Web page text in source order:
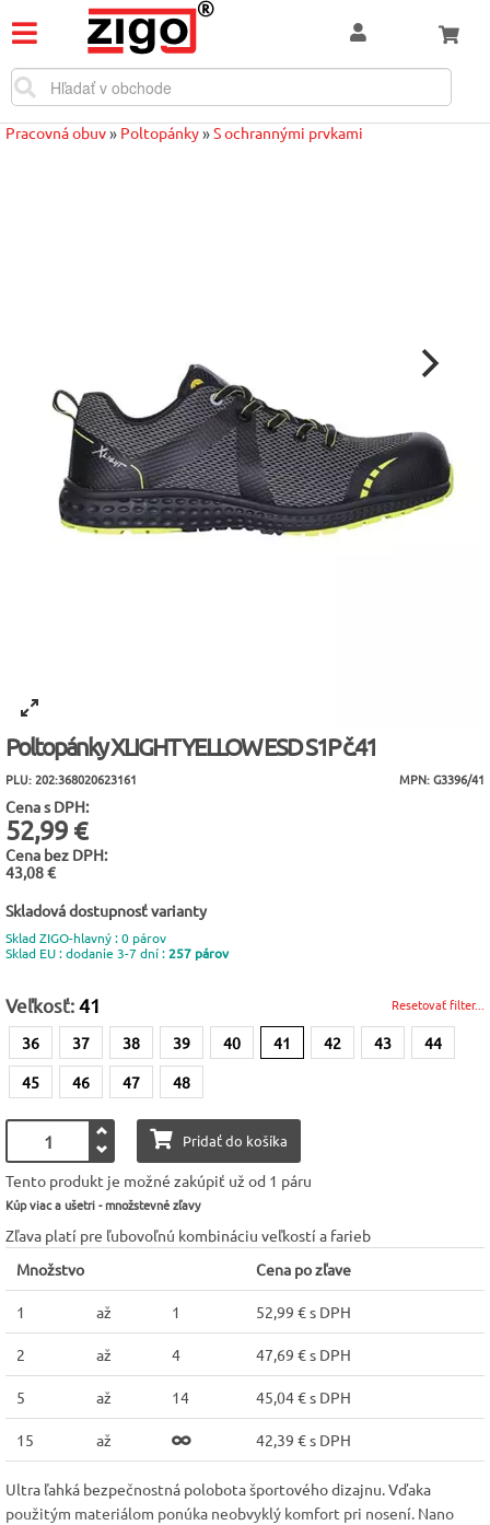
Pracovná obuv» Poltopánky»S ochrannými prvkami
Poltopánky XLIGHT YELLOW ESD S1P č.41
PLU: 202:368020623161 MPN: G3396/41
Cena s DPH:
52,99 €
Cena bez DPH:
43,08 €
Skladová dostupnosť varianty
Sklad ZIGO-hlavný : 0 párov
Sklad EU : dodanie 3-7 dní :257 párov
Resetovať filter...
Veľkosť:41
36 37 38 39 40 41 42 43
44
45
46 47 48
Pridať do košíka
Tento produkt je možné zakúpiť už od 1 páru
Kúp viac a ušetri - množstevné zľavy
Zľava platí pre ľubovoľnú kombináciu veľkostí a farieb
Množstvo
Cena po zľave
1 až 1 52,99 € s DPH
2 až 4 47,69 € s DPH
5 až 14 45,04 € s DPH
15 až 42,39 € s DPH
Ultra ľahká bezpečnostná polobota športového dizajnu. Vďaka
použitým materiálom ponúka neobvyklý komfort pri nosení. Nano